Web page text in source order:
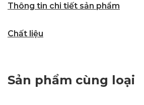
Thông tin chi tiết sản phẩm
Chất liệu
Sản phẩm cùng loại